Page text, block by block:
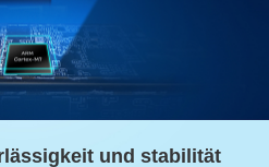
und stabilität